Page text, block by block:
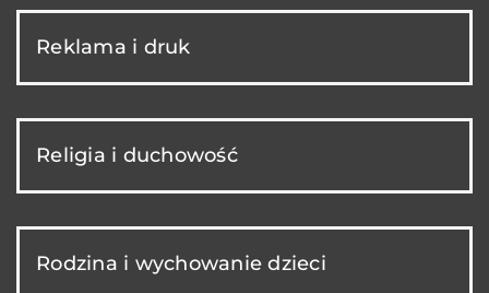
Reklama i druk
Religia i duchowość
Rodzina i wychowanie dzieci